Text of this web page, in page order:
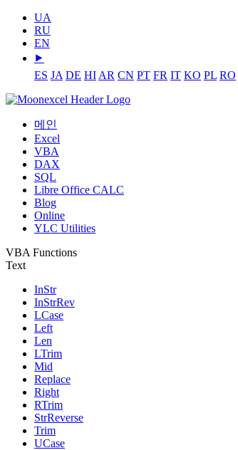
UA
RU
EN
⯈
ES JA DE HI AR CN PT FR IT KO PL RO
메인
Excel
VBA
DAX
SQL
Libre Office CALC
Blog
Online
YLC Utilities
VBA Functions
Text
InStr
InStrRev
LCase
Left
Len
LTrim
Mid
Replace
Right
RTrim
StrReverse
Trim
UCase